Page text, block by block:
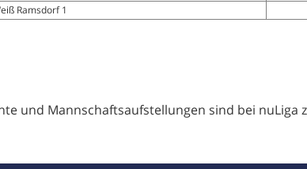
Ramsdorf 1
und Mannschaftsaufstellungen sind bei nuLiga